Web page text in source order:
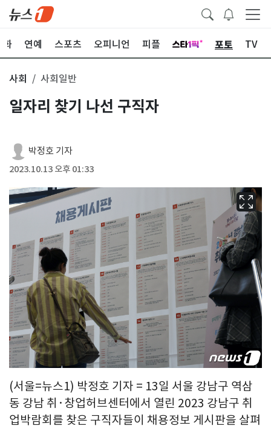
화 연예 스포츠 오피니언 피플 포토 TV
사회 사회일반
일자리 찾기 나선 구직자
박정호 기자
2023.10.13 오후 01:33
(서울=뉴스1) 박정호 기자 = 13일 서울 강남구 역삼
동 강남 취·창업허브센터에서 열린 2023 강남구 취
업박람회를 찾은 구직자들이 채용정보 게시판을 살펴